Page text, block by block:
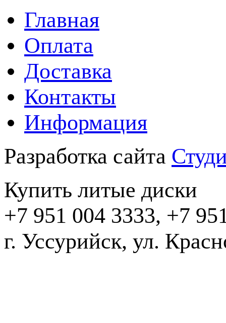
Главная
Оплата
Доставка
Контакты
Информация
Разработка сайта
Купить литые диски
+7 951 004 3333, +7
г. Уссурийск, ул.